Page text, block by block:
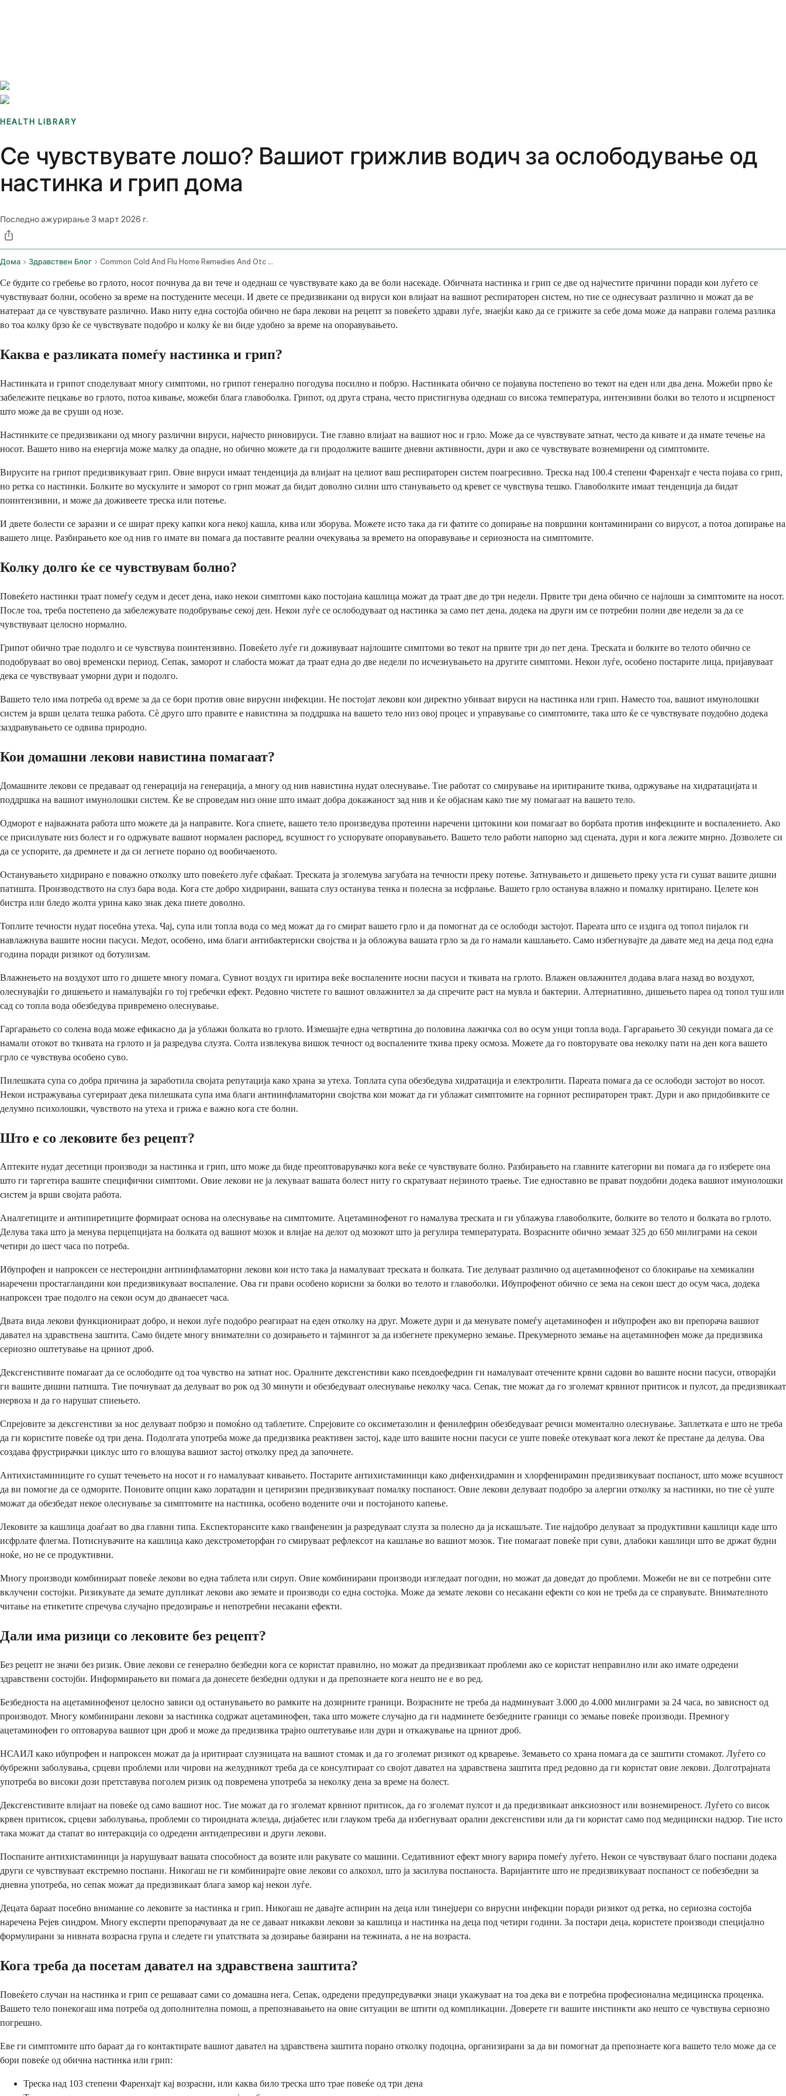
HEALTH LIBRARY
Се чувствувате лошо? Вашиот грижлив водич за ослободување од
настинка и грип дома
Последно ажурирање3 март 2026 г.
Дома Здравствен Блог Common Cold And Flu Home Remedies And Otc Medication
Се будите со гребење во грлото, носот почнува да ви тече и одеднаш се чувствувате како да ве боли насекаде. Обичната настинка и грип се две од најчестите причини поради кои луѓето се
чувствуваат болни, особено за време на постудените месеци. И двете се предизвикани од вируси кои влијаат на вашиот респираторен систем, но тие се однесуваат различно и можат да ве
натераат да се чувствувате различно. Иако ниту една состојба обично не бара лекови на рецепт за повеќето здрави луѓе, знаејќи како да се грижите за себе дома може да направи голема разлика
во тоа колку брзо ќе се чувствувате подобро и колку ќе ви биде удобно за време на опоравувањето.
Каква е разликата помеѓу настинка и грип?
Настинката и грипот споделуваат многу симптоми, но грипот генерално погодува посилно и побрзо. Настинката обично се појавува постепено во текот на еден или два дена. Можеби прво ќе
забележите пецкање во грлото, потоа кивање, можеби блага главоболка. Грипот, од друга страна, често пристигнува одеднаш со висока температура, интензивни болки во телото и исцрпеност
што може да ве сруши од нозе.
Настинките се предизвикани од многу различни вируси, најчесто риновируси. Тие главно влијаат на вашиот нос и грло. Може да се чувствувате затнат, често да кивате и да имате течење на
носот. Вашето ниво на енергија може малку да опадне, но обично можете да ги продолжите вашите дневни активности, дури и ако се чувствувате вознемирени од симптомите.
Вирусите на грипот предизвикуваат грип. Овие вируси имаат тенденција да влијаат на целиот ваш респираторен систем поагресивно. Треска над 100.4 степени Фаренхајт е честа појава со грип,
но ретка со настинки. Болките во мускулите и заморот со грип можат да бидат доволно силни што станувањето од кревет се чувствува тешко. Главоболките имаат тенденција да бидат
поинтензивни, и може да доживеете треска или потење.
И двете болести се заразни и се шират преку капки кога некој кашла, кива или зборува. Можете исто така да ги фатите со допирање на површини контаминирани со вирусот, а потоа допирање на
вашето лице. Разбирањето кое од нив го имате ви помага да поставите реални очекувања за времето на опоравување и сериозноста на симптомите.
Колку долго ќе се чувствувам болно?
Повеќето настинки траат помеѓу седум и десет дена, иако некои симптоми како постојана кашлица можат да траат две до три недели. Првите три дена обично се најлоши за симптомите на носот.
После тоа, треба постепено да забележувате подобрување секој ден. Некои луѓе се ослободуваат од настинка за само пет дена, додека на други им се потребни полни две недели за да се
чувствуваат целосно нормално.
Грипот обично трае подолго и се чувствува поинтензивно. Повеќето луѓе ги доживуваат најлошите симптоми во текот на првите три до пет дена. Треската и болките во телото обично се
подобруваат во овој временски период. Сепак, заморот и слабоста можат да траат една до две недели по исчезнувањето на другите симптоми. Некои луѓе, особено постарите лица, пријавуваат
дека се чувствуваат уморни дури и подолго.
Вашето тело има потреба од време за да се бори против овие вирусни инфекции. Не постојат лекови кои директно убиваат вируси на настинка или грип. Наместо тоа, вашиот имунолошки
систем ја врши целата тешка работа. Сè друго што правите е навистина за поддршка на вашето тело низ овој процес и управување со симптомите, така што ќе се чувствувате поудобно додека
заздравувањето се одвива природно.
Кои домашни лекови навистина помагаат?
Домашните лекови се предаваат од генерација на генерација, а многу од нив навистина нудат олеснување. Тие работат со смирување на иритираните ткива, одржување на хидратацијата и
поддршка на вашиот имунолошки систем. Ќе ве спроведам низ оние што имаат добра докажаност зад нив и ќе објаснам како тие му помагаат на вашето тело.
Одморот е најважната работа што можете да ја направите. Кога спиете, вашето тело произведува протеини наречени цитокини кои помагаат во борбата против инфекциите и воспалението. Ако
се присилувате низ болест и го одржувате вашиот нормален распоред, всушност го успорувате опоравувањето. Вашето тело работи напорно зад сцената, дури и кога лежите мирно. Дозволете си
да се успорите, да дремнете и да си легнете порано од вообичаеното.
Останувањето хидрирано е поважно отколку што повеќето луѓе сфаќаат. Треската ја зголемува загубата на течности преку потење. Затнувањето и дишењето преку уста ги сушат вашите дишни
патишта. Производството на слуз бара вода. Кога сте добро хидрирани, вашата слуз останува тенка и полесна за исфрлање. Вашето грло останува влажно и помалку иритирано. Целете кон
бистра или бледо жолта урина како знак дека пиете доволно.
Топлите течности нудат посебна утеха. Чај, супа или топла вода со мед можат да го смират вашето грло и да помогнат да се ослободи застојот. Пареата што се издига од топол пијалок ги
навлажнува вашите носни пасуси. Медот, особено, има благи антибактериски својства и ја обложува вашата грло за да го намали кашлањето. Само избегнувајте да давате мед на деца под една
година поради ризикот од ботулизам.
Влажнењето на воздухот што го дишете многу помага. Сувиот воздух ги иритира веќе воспалените носни пасуси и ткивата на грлото. Влажен овлажнител додава влага назад во воздухот,
олеснувајќи го дишењето и намалувајќи го тој гребечки ефект. Редовно чистете го вашиот овлажнител за да спречите раст на мувла и бактерии. Алтернативно, дишењето пареа од топол туш или
сад со топла вода обезбедува привремено олеснување.
Гаргарањето со солена вода може ефикасно да ја ублажи болката во грлото. Измешајте една четвртина до половина лажичка сол во осум унци топла вода. Гаргарањето 30 секунди помага да се
намали отокот во ткивата на грлото и ја разредува слузта. Солта извлекува вишок течност од воспалените ткива преку осмоза. Можете да го повторувате ова неколку пати на ден кога вашето
грло се чувствува особено суво.
Пилешката супа со добра причина ја заработила својата репутација како храна за утеха. Топлата супа обезбедува хидратација и електролити. Пареата помага да се ослободи застојот во носот.
Некои истражувања сугерираат дека пилешката супа има благи антиинфламаторни својства кои можат да ги ублажат симптомите на горниот респираторен тракт. Дури и ако придобивките се
делумно психолошки, чувството на утеха и грижа е важно кога сте болни.
Што е со лековите без рецепт?
Аптеките нудат десетици производи за настинка и грип, што може да биде преоптоварувачко кога веќе се чувствувате болно. Разбирањето на главните категории ви помага да го изберете она
што ги таргетира вашите специфични симптоми. Овие лекови не ја лекуваат вашата болест ниту го скратуваат нејзиното траење. Тие едноставно ве прават поудобни додека вашиот имунолошки
систем ја врши својата работа.
Аналгетиците и антипиретиците формираат основа на олеснување на симптомите. Ацетаминофенот го намалува треската и ги ублажува главоболките, болките во телото и болката во грлото.
Делува така што ја менува перцепцијата на болката од вашиот мозок и влијае на делот од мозокот што ја регулира температурата. Возрасните обично земаат 325 до 650 милиграми на секои
четири до шест часа по потреба.
Ибупрофен и напроксен се нестероидни антиинфламаторни лекови кои исто така ја намалуваат треската и болката. Тие делуваат различно од ацетаминофенот со блокирање на хемикалии
наречени простагландини кои предизвикуваат воспаление. Ова ги прави особено корисни за болки во телото и главоболки. Ибупрофенот обично се зема на секои шест до осум часа, додека
напроксен трае подолго на секои осум до дванаесет часа.
Двата вида лекови функционираат добро, и некои луѓе подобро реагираат на еден отколку на друг. Можете дури и да менувате помеѓу ацетаминофен и ибупрофен ако ви препорача вашиот
давател на здравствена заштита. Само бидете многу внимателни со дозирањето и тајмингот за да избегнете прекумерно земање. Прекумерното земање на ацетаминофен може да предизвика
сериозно оштетување на црниот дроб.
Дексгенстивите помагаат да се ослободите од тоа чувство на затнат нос. Оралните дексгенстиви како псевдоефедрин ги намалуваат отечените крвни садови во вашите носни пасуси, отворајќи
ги вашите дишни патишта. Тие почнуваат да делуваат во рок од 30 минути и обезбедуваат олеснување неколку часа. Сепак, тие можат да го зголемат крвниот притисок и пулсот, да предизвикаат
нервоза и да го нарушат спиењето.
Спрејовите за дексгенстиви за нос делуваат побрзо и помоќно од таблетите. Спрејовите со оксиметазолин и фенилeфрин обезбедуваат речиси моментално олеснување. Заплетката е што не треба
да ги користите повеќе од три дена. Подолгата употреба може да предизвика реактивен застој, каде што вашите носни пасуси се уште повеќе отекуваат кога лекот ќе престане да делува. Ова
создава фрустрирачки циклус што го влошува вашиот застој отколку пред да започнете.
Антихистаминиците го сушат течењето на носот и го намалуваат кивањето. Постарите антихистаминици како дифенхидрамин и хлорфенирамин предизвикуваат поспаност, што може всушност
да ви помогне да се одморите. Поновите опции како лоратадин и цетиризин предизвикуваат помалку поспаност. Овие лекови делуваат подобро за алергии отколку за настинки, но тие сè уште
можат да обезбедат некое олеснување за симптомите на настинка, особено водените очи и постојаното капење.
Лековите за кашлица доаѓаат во два главни типа. Експекторансите како гваифенезин ја разредуваат слузта за полесно да ја искашљате. Тие најдобро делуваат за продуктивни кашлици каде што
исфрлате флегма. Потиснувачите на кашлица како декстрометорфан го смируваат рефлексот на кашлање во вашиот мозок. Тие помагаат повеќе при суви, длабоки кашлици што ве држат будни
ноќе, но не се продуктивни.
Многу производи комбинираат повеќе лекови во една таблета или сируп. Овие комбинирани производи изгледаат погодни, но можат да доведат до проблеми. Можеби не ви се потребни сите
вклучени состојки. Ризикувате да земате дупликат лекови ако земате и производи со една состојка. Може да земате лекови со несакани ефекти со кои не треба да се справувате. Внимателното
читање на етикетите спречува случајно предозирање и непотребни несакани ефекти.
Дали има ризици со лековите без рецепт?
Без рецепт не значи без ризик. Овие лекови се генерално безбедни кога се користат правилно, но можат да предизвикаат проблеми ако се користат неправилно или ако имате одредени
здравствени состојби. Информирањето ви помага да донесете безбедни одлуки и да препознаете кога нешто не е во ред.
Безбедноста на ацетаминофенот целосно зависи од останувањето во рамките на дозирните граници. Возрасните не треба да надминуваат 3.000 до 4.000 милиграми за 24 часа, во зависност од
производот. Многу комбинирани лекови за настинка содржат ацетаминофен, така што можете случајно да ги надминете безбедните граници со земање повеќе производи. Премногу
ацетаминофен го оптоварува вашиот црн дроб и може да предизвика трајно оштетување или дури и откажување на црниот дроб.
НСАИЛ како ибупрофен и напроксен можат да ја иритираат слузницата на вашиот стомак и да го зголемат ризикот од крварење. Земањето со храна помага да се заштити стомакот. Луѓето со
бубрежни заболувања, срцеви проблеми или чирови на желудникот треба да се консултираат со својот давател на здравствена заштита пред редовно да ги користат овие лекови. Долготрајната
употреба во високи дози претставува поголем ризик од повремена употреба за неколку дена за време на болест.
Дексгенстивите влијаат на повеќе од само вашиот нос. Тие можат да го зголемат крвниот притисок, да го зголемат пулсот и да предизвикаат анксиозност или вознемиреност. Луѓето со висок
крвен притисок, срцеви заболувања, проблеми со тироидната жлезда, дијабетес или глауком треба да избегнуваат орални дексгенстиви или да ги користат само под медицински надзор. Тие исто
така можат да стапат во интеракција со одредени антидепресиви и други лекови.
Поспаните антихистаминици ја нарушуваат вашата способност да возите или ракувате со машини. Седативниот ефект многу варира помеѓу луѓето. Некои се чувствуваат благо поспани додека
други се чувствуваат екстремно поспани. Никогаш не ги комбинирајте овие лекови со алкохол, што ја засилува поспаноста. Варијантите што не предизвикуваат поспаност се побезбедни за
дневна употреба, но сепак можат да предизвикаат блага замор кај некои луѓе.
Децата бараат посебно внимание со лековите за настинка и грип. Никогаш не давајте аспирин на деца или тинејџери со вирусни инфекции поради ризикот од ретка, но сериозна состојба
наречена Рејев синдром. Многу експерти препорачуваат да не се даваат никакви лекови за кашлица и настинка на деца под четири години. За постари деца, користете производи специјално
формулирани за нивната возрасна група и следете ги упатствата за дозирање базирани на тежината, а не на возраста.
Кога треба да посетам давател на здравствена заштита?
Повеќето случаи на настинка и грип се решаваат сами со домашна нега. Сепак, одредени предупредувачки знаци укажуваат на тоа дека ви е потребна професионална медицинска проценка.
Вашето тело понекогаш има потреба од дополнителна помош, а препознавањето на овие ситуации ве штити од компликации. Доверете ги вашите инстинкти ако нешто се чувствува сериозно
погрешно.
Еве ги симптомите што бараат да го контактирате вашиот давател на здравствена заштита порано отколку подоцна, организирани за да ви помогнат да препознаете кога вашето тело може да се
бори повеќе од обична настинка или грип:
Треска над 103 степени Фаренхајт кај возрасни, или каква било треска што трае повеќе од три дена